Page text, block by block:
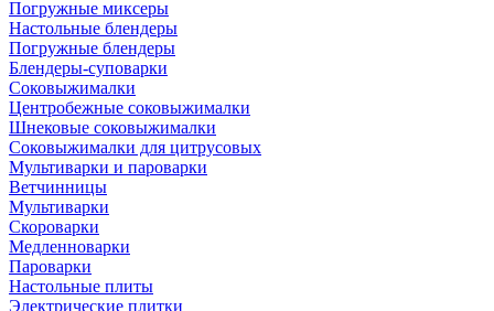
Погружные миксеры
Настольные блендеры
Погружные блендеры
Блендеры-суповарки
Соковыжималки
Центробежные соковыжималки
Шнековые соковыжималки
Соковыжималки для цитрусовых
Мультиварки и пароварки
Ветчинницы
Мультиварки
Скороварки
Медленноварки
Пароварки
Настольные плиты
Электрические плитки